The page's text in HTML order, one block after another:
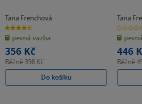
Tana Frenchová
4.4
z
5
hvězdiček
pevná vazba
356 Kč
Běžně 398 Kč
Do košíku
Tana
0.0
z
5
hvězdiček
446
Běžně